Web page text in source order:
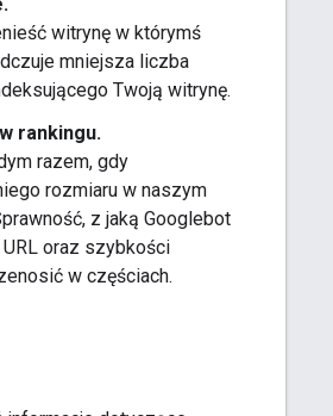
witrynę w którymś
mniejsza liczba
Twoją witrynę.
rankingu.
razem, gdy
rozmiaru w naszym
z jaką Googlebot
oraz szybkości
w częściach.